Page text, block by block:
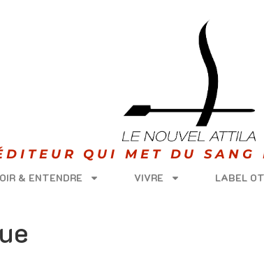
QUI MET DU SANG
& ENTENDRE VIVRE LABEL